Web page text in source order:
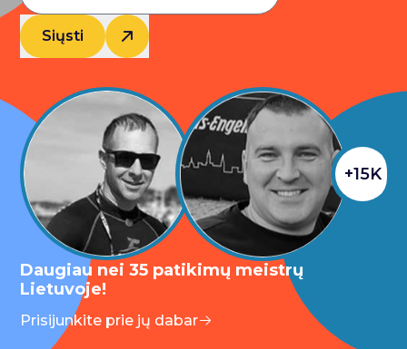
Siųsti
+15K
Daugiau nei 35 patikimų meistrų
Lietuvoje!
Prisijunkite prie jų dabar